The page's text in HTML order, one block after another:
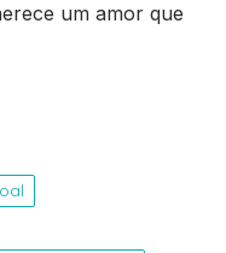
um amor que